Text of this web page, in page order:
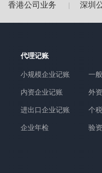
香港公司业务 深圳
代理记账
小规模企业记账 一
内资企业记账 外
进出口企业记账 个
企业年检 验